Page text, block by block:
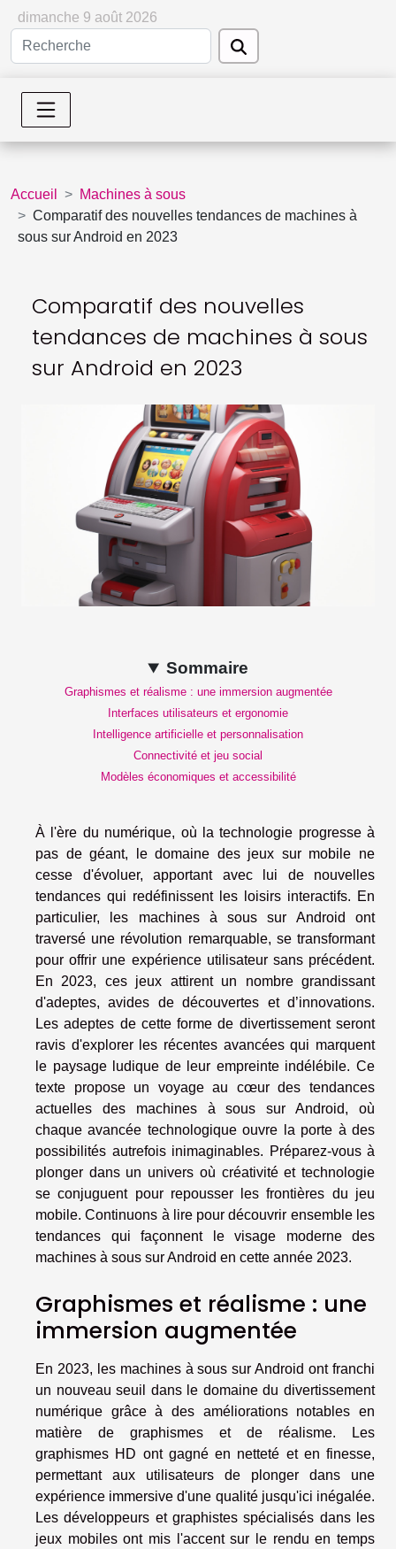
dimanche 9 août 2026
Accueil
Machines à sous
Comparatif des nouvelles tendances de machines à
sous sur Android en 2023
Comparatif des nouvelles
tendances de machines à sous
sur Android en 2023
Sommaire
Graphismes et réalisme : une immersion augmentée
Interfaces utilisateurs et ergonomie
Intelligence artificielle et personnalisation
Connectivité et jeu social
Modèles économiques et accessibilité
À l'ère du numérique, où la technologie progresse à
pas de géant, le domaine des jeux sur mobile ne
cesse d'évoluer, apportant avec lui de nouvelles
tendances qui redéfinissent les loisirs interactifs. En
particulier, les machines à sous sur Android ont
traversé une révolution remarquable, se transformant
pour offrir une expérience utilisateur sans précédent.
En 2023, ces jeux attirent un nombre grandissant
d'adeptes, avides de découvertes et d’innovations.
Les adeptes de cette forme de divertissement seront
ravis d'explorer les récentes avancées qui marquent
le paysage ludique de leur empreinte indélébile. Ce
texte propose un voyage au cœur des tendances
actuelles des machines à sous sur Android, où
chaque avancée technologique ouvre la porte à des
possibilités autrefois inimaginables. Préparez-vous à
plonger dans un univers où créativité et technologie
se conjuguent pour repousser les frontières du jeu
mobile. Continuons à lire pour découvrir ensemble les
tendances qui façonnent le visage moderne des
machines à sous sur Android en cette année 2023.
Graphismes et réalisme : une
immersion augmentée
En 2023, les machines à sous sur Android ont franchi
un nouveau seuil dans le domaine du divertissement
numérique grâce à des améliorations notables en
matière de graphismes et de réalisme. Les
graphismes HD ont gagné en netteté et en finesse,
permettant aux utilisateurs de plonger dans une
expérience immersive d'une qualité jusqu'ici inégalée.
Les développeurs et graphistes spécialisés dans les
jeux mobiles ont mis l'accent sur le rendu en temps